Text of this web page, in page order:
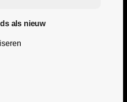
als nieuw